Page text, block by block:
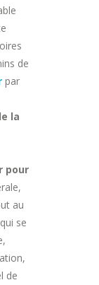
de
par
la
pour
au
se
de